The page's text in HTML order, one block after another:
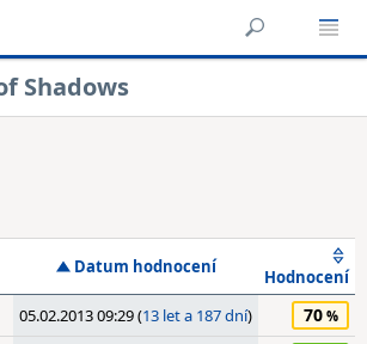
Shadows
Datum hodnocení
Hodnocení
05.02.2013 09:29 (13 let a 187 dní) 70